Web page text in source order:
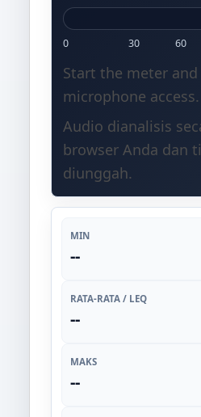
0 30 60
Start the meter
microphone access.
Audio dianalisis
browser Anda dan
diunggah.
MIN
--
RATA-RATA / LEQ
--
MAKS
--